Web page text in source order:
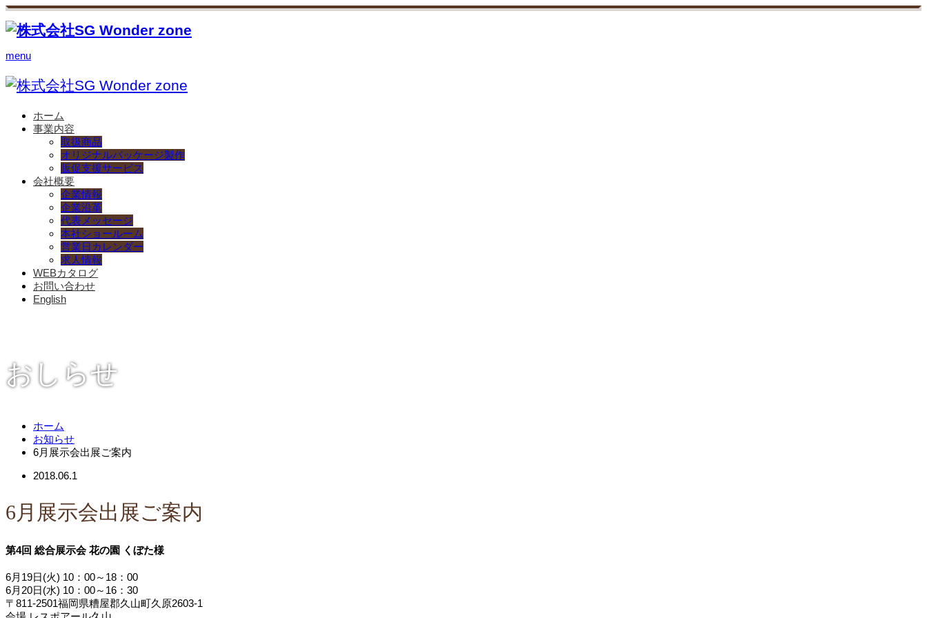
menu
ホーム
事業内容
取扱商品
オリジナルパッケージ製作
販促支援サービス
会社概要
企業情報
企業沿革
代表メッセージ
本社ショールーム
営業日カレンダー
求人情報
WEBカタログ
お問い合わせ
English
おしらせ
ホーム
お知らせ
6月展示会出展ご案内
2018.06.1
6月展示会出展ご案内
第4回 総合展示会 花の園 くぼた様
6月19日(火) 10：00～18：00
6月20日(水) 10：00～16：30
〒811-2501福岡県糟屋郡久山町久原2603-1